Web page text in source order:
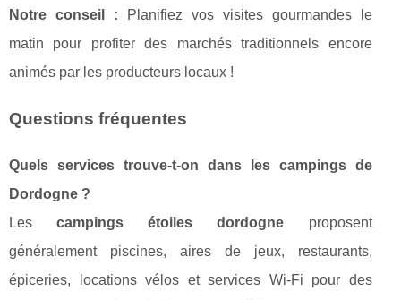
Notre conseil : Planifiez vos visites gourmandes le
matin pour profiter des marchés traditionnels encore
animés par les producteurs locaux !
Questions fréquentes
Quels services trouve-t-on dans les campings de
Dordogne ?
Lescampings étoiles dordogne proposent
généralement piscines, aires de jeux, restaurants,
épiceries, locations vélos et services Wi-Fi pour des